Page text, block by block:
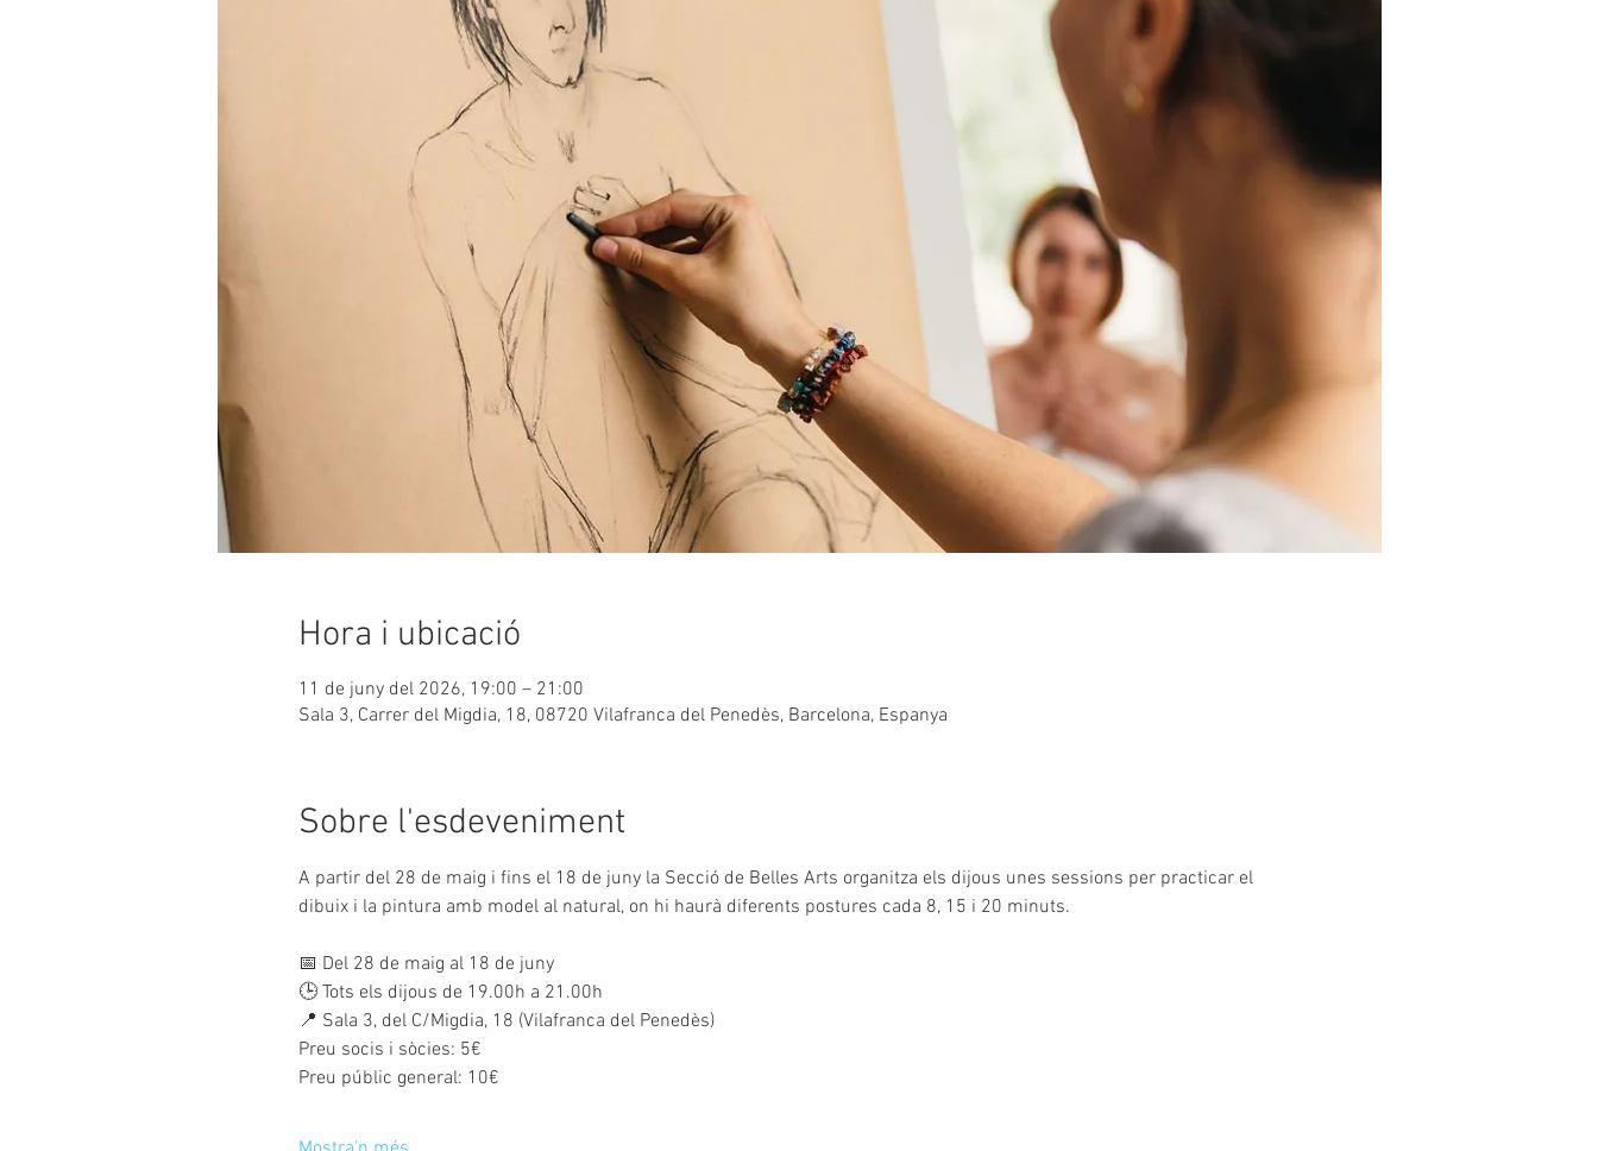
Hora i ubicació
11 de juny del 2026, 19:00 – 21:00
Sala 3, Carrer del Migdia, 18, 08720 Vilafranca del Penedès, Barcelona, Espanya
Sobre l'esdeveniment
A partir del 28 de maig i fins el 18 de juny la Secció de Belles Arts organitza els dijous unes sessions per practicar el
dibuix i la pintura amb model al natural, on hi haurà diferents postures cada 8, 15 i 20 minuts.
📅 Del 28 de maig al 18 de juny
🕒 Tots els dijous de 19.00h a 21.00h
📍 Sala 3, del C/Migdia, 18 (Vilafranca del Penedès)
Preu socis i sòcies: 5€
Preu públic general: 10€